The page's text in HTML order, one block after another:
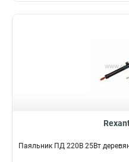
Паяльник ПД 220В 25Вт